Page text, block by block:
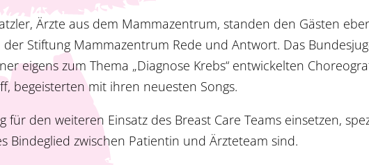
Ärzte aus dem Mammazentrum, standen den Gästen
Stiftung Mammazentrum Rede und Antwort. Das
eigens zum Thema „Diagnose Krebs“ entwickelten
begeisterten mit ihren neuesten Songs.
den weiteren Einsatz des Breast Care Teams einsetzen,
Bindeglied zwischen Patientin und Ärzteteam sind.